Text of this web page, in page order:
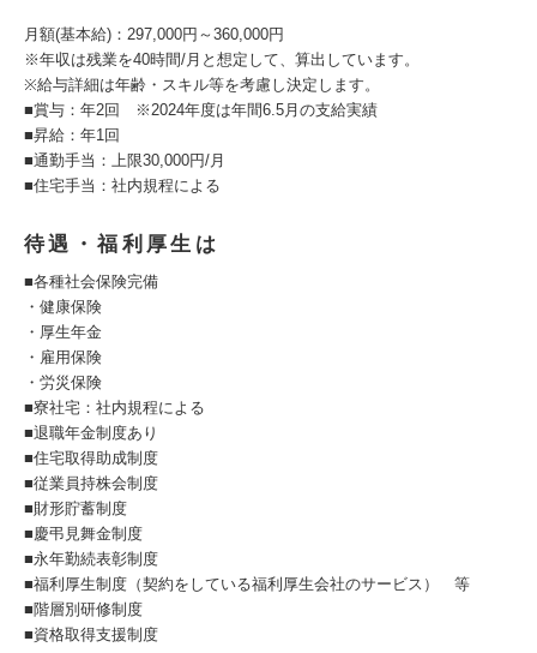
月額(基本給)：297,000円～360,000円
※年収は残業を40時間/月と想定して、算出しています。
※給与詳細は年齢・スキル等を考慮し決定します。
■賞与：年2回 ※2024年度は年間6.5月の支給実績
■昇給：年1回
■通勤手当：上限30,000円/月
■住宅手当：社内規程による
待遇・福利厚生は
■各種社会保険完備
・健康保険
・厚生年金
・雇用保険
・労災保険
■寮社宅：社内規程による
■退職年金制度あり
■住宅取得助成制度
■従業員持株会制度
■財形貯蓄制度
■慶弔見舞金制度
■永年勤続表彰制度
■福利厚生制度（契約をしている福利厚生会社のサービス） 等
■階層別研修制度
■資格取得支援制度